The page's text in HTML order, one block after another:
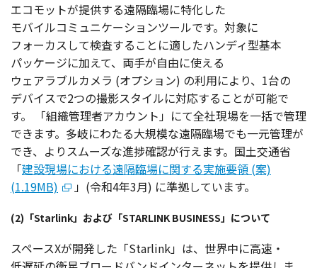
エコモットが提供する遠隔臨場に特化した
モバイルコミュニケーションツールです。 対象に
フォーカスして検査することに適したハンディ型基本
パッケージに加えて、 両手が自由に使える
ウェアラブルカメラ (オプション) の利用により、1台の
デバイスで2つの撮影スタイルに対応することが可能で
す。
「組織管理者アカウント」にて全社現場を一括で管理
できます。 多岐にわたる大規模な遠隔臨場でも一元管理が
でき、よりスムーズな進捗確認が行えます。 国土交通省
「建設現場における遠隔臨場に関する実施要領 (案)
(1.19MB)
」(令和4年3月) に準拠しています。
(2)「Starlink」および「STARLINK BUSINESS」について
スペースXが開発した「Starlink」は、 世界中に高速 ・